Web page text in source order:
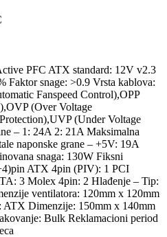
PFC ATX standard: 12V v2.3
Faktor snage: >0.9 Vrsta kablova:
Fanspeed Control),OPP
(Over Voltage
(Under Voltage
– 1: 24A 2: 21A Maksimalna
naponske grane – +5V: 19A
snaga: 130W Fiksni
ATX 4pin (PIV): 1 PCI
3 Molex 4pin: 2 Hlađenje – Tip:
ventilatora: 120mm x 120mm
ATX Dimenzije: 150mm x 140mm
Bulk Reklamacioni period